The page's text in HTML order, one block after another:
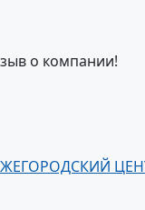
о компании!